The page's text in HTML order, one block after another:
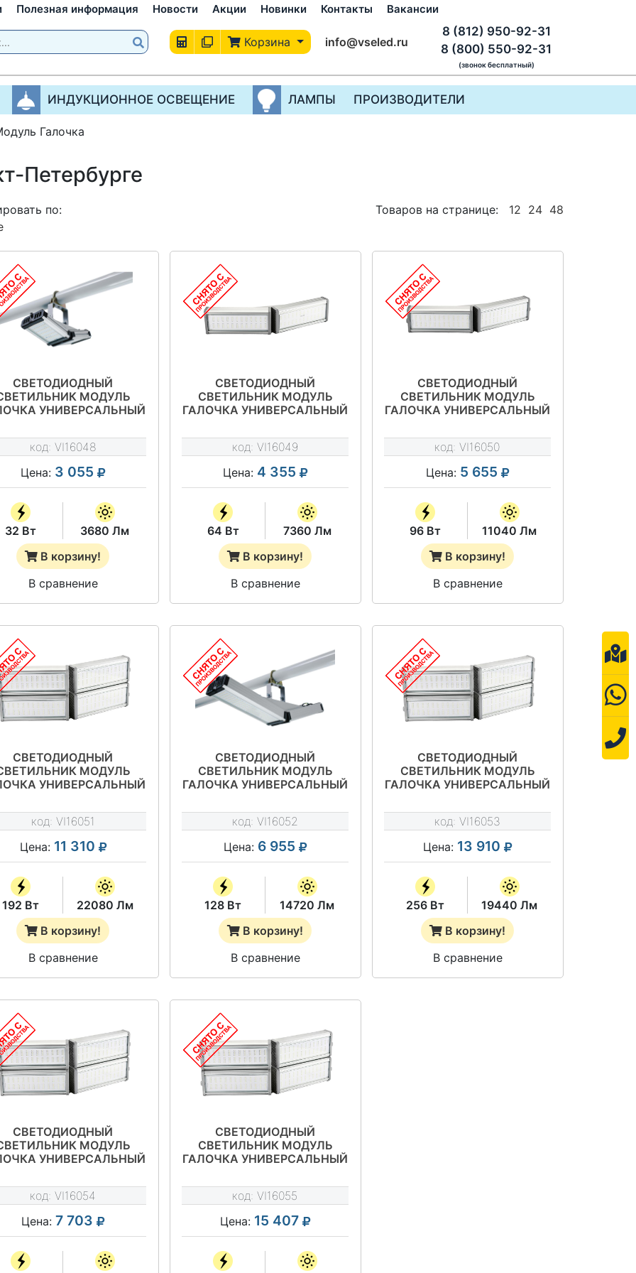
Полезная информация Новости Акции Новинки Контакты Вакансии
Корзина info@vseled.ru
8 (812) 950-92-31
8 (800) 550-92-31
(звонок бесплатный)
ИНДУКЦИОННОЕ ОСВЕЩЕНИЕ ЛАМПЫ ПРОИЗВОДИТЕЛИ
Галочка
Петербурге
по:
Товаров на странице: 12 24 48
СВЕТОДИОДНЫЙ
МОДУЛЬ
УНИВЕРСАЛЬНЫЙ
270.100.160-4-0-67
код: VI16048
Цена: 3 055
32 Вт
3680 Лм
В корзину!
В сравнение
СВЕТОДИОДНЫЙ
СВЕТИЛЬНИК МОДУЛЬ
ГАЛОЧКА УНИВЕРСАЛЬНЫЙ
510.100.170-4-0-67
код: VI16049
Цена: 4 355
64 Вт
7360 Лм
В корзину!
В сравнение
СВЕТОДИОДНЫЙ
СВЕТИЛЬНИК МОДУЛЬ
ГАЛОЧКА УНИВЕРСАЛЬНЫЙ
510.100.170-4-0-67
код: VI16050
Цена: 5 655
96 Вт
11040 Лм
В корзину!
В сравнение
СВЕТОДИОДНЫЙ
МОДУЛЬ
УНИВЕРСАЛЬНЫЙ
510.200.170-4-0-67
код: VI16051
Цена: 11 310
192 Вт
22080 Лм
В корзину!
В сравнение
СВЕТОДИОДНЫЙ
СВЕТИЛЬНИК МОДУЛЬ
ГАЛОЧКА УНИВЕРСАЛЬНЫЙ
Е-128-610.100.170-4-0-67
код: VI16052
Цена: 6 955
128 Вт
14720 Лм
В корзину!
В сравнение
СВЕТОДИОДНЫЙ
СВЕТИЛЬНИК МОДУЛЬ
ГАЛОЧКА УНИВЕРСАЛЬНЫЙ
Е-256-610.200.170-4-0-67
код: VI16053
Цена: 13 910
256 Вт
19440 Лм
В корзину!
В сравнение
СВЕТОДИОДНЫЙ
МОДУЛЬ
УНИВЕРСАЛЬНЫЙ
810.100.170-4-0-67
код: VI16054
Цена: 7 703
СВЕТОДИОДНЫЙ
СВЕТИЛЬНИК МОДУЛЬ
ГАЛОЧКА УНИВЕРСАЛЬНЫЙ
Е-384-810.200.170-4-0-67
код: VI16055
Цена: 15 407